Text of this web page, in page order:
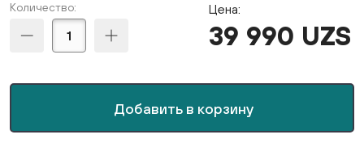
Количество:
Добавить в корзину
Цена:
39 990 UZS